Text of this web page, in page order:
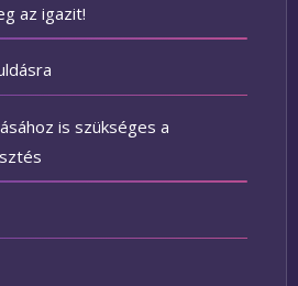
az igazit!
is szükséges a